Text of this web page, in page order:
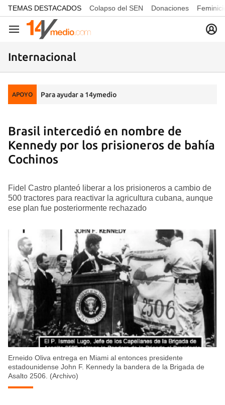
common.go-to-content
TEMAS DESTACADOS Colapso del SEN Donaciones
Navegación
Internacional
APOYO Para ayudar a 14ymedio
Brasil intercedió en nombre de
Kennedy por los prisioneros de bahía
Cochinos
Fidel Castro planteó liberar a los prisioneros a cambio de
500 tractores para reactivar la agricultura cubana, aunque
ese plan fue posteriormente rechazado
Erneido Oliva entrega en Miami al entonces presidente
estadounidense John F. Kennedy la bandera de la Brigada de
Asalto 2506. (Archivo)